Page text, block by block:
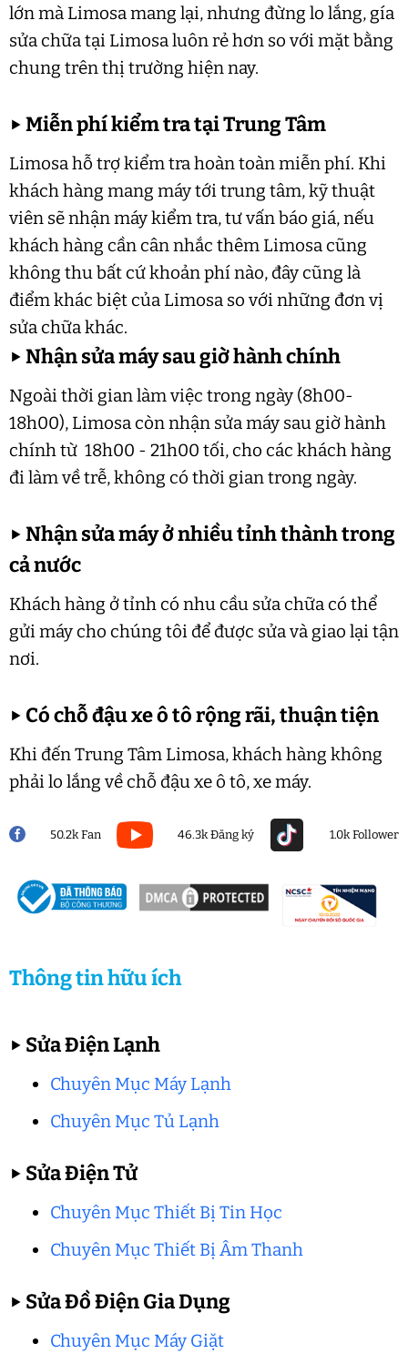
lớn mà Limosa mang lại, nhưng đừng lo lắng, gía
sửa chữa tại Limosa luôn rẻ hơn so với mặt bằng
chung trên thị trường hiện nay.
▶Miễn phí kiểm tra tại Trung Tâm
Limosa hỗ trợ kiểm tra hoàn toàn miễn phí. Khi
khách hàng mang máy tới trung tâm, kỹ thuật
viên sẽ nhận máy kiểm tra, tư vấn báo giá, nếu
khách hàng cần cân nhắc thêm Limosa cũng
không thu bất cứ khoản phí nào, đây cũng là
điểm khác biệt của Limosa so với những đơn vị
sửa chữa khác.
▶Nhận sửa máy sau giờ hành chính
Ngoài thời gian làm việc trong ngày (8h00-
18h00), Limosa còn nhận sửa máy sau giờ hành
chính từ 18h00 - 21h00 tối, cho các khách hàng
đi làm về trễ, không có thời gian trong ngày.
▶Nhận sửa máy ở nhiều tỉnh thành trong
cả nước
Khách hàng ở tỉnh có nhu cầu sửa chữa có thể
gửi máy cho chúng tôi để được sửa và giao lại tận
nơi.
▶ Có chỗ đậu xe ô tô rộng rãi, thuận tiện
Khi đến Trung Tâm Limosa, khách hàng không
phải lo lắng về chỗ đậu xe ô tô, xe máy.
50.2k Fan 46.3k Đăng ký 1.0k Follower
Thông tin hữu ích
▶ Sửa Điện Lạnh
Chuyên Mục Máy Lạnh
Chuyên Mục Tủ Lạnh
▶ Sửa Điện Tử
Chuyên Mục Thiết Bị Tin Học
Chuyên Mục Thiết Bị Âm Thanh
▶ Sửa Đồ Điện Gia Dụng
Chuyên Mục Máy Giặt